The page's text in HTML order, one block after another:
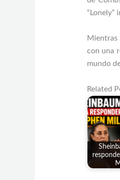
“Lonely”
Mientras
con una
mundo
Related